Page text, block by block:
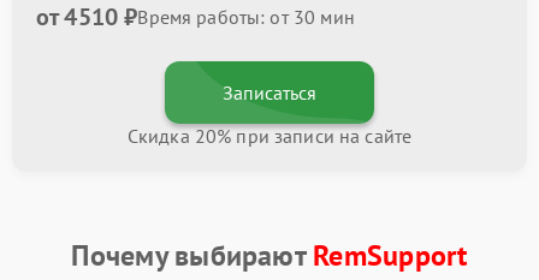
от 4510 ₽Время работы: от 30 мин
Записаться
Скидка 20% при записи на сайте
Почему выбираютRemSupport